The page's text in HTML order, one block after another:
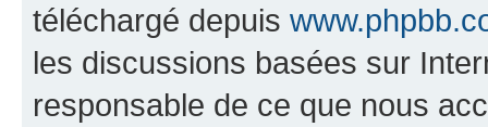
téléchargé depuis
les discussions basées sur
responsable de ce que nous